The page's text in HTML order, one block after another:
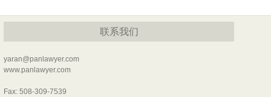
联系我们
yaran@panlawyer.com
www.panlawyer.com
Fax: 508-309-7539